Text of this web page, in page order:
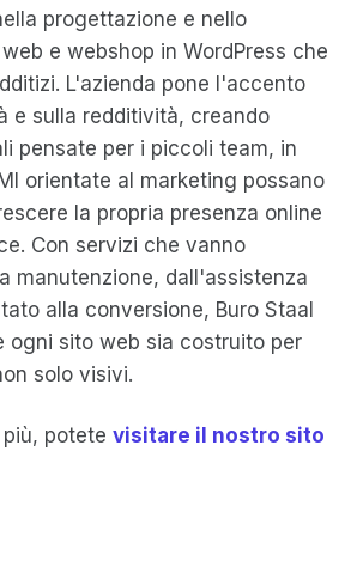
progettazione e nello
e webshop in WordPress che
L'azienda pone l'accento
e sulla redditività, creando
pensate per i piccoli team, in
orientate al marketing possano
la propria presenza online
Con servizi che vanno
manutenzione, dall'assistenza
alla conversione, Buro Staal
ogni sito web sia costruito per
solo visivi.
più, potete visitare il nostro sito